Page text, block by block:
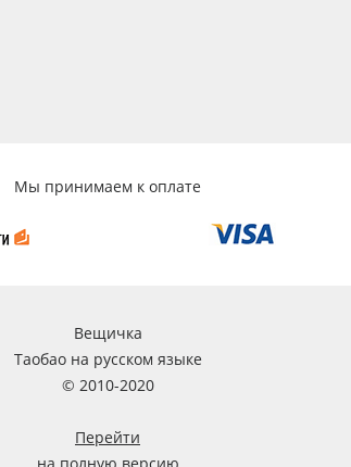
Мы принимаем к оплате
Вещичка
Таобао на русском языке
© 2010-2020
Перейти